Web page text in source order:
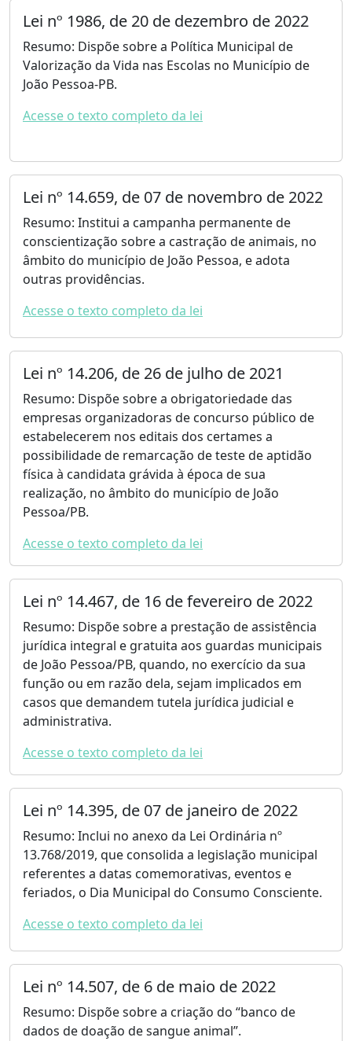
Lei nº 1986, de 20 de dezembro de 2022
Resumo: Dispõe sobre a Política Municipal de
Valorização da Vida nas Escolas no Município de
João Pessoa-PB.
Acesse o texto completo da lei
Lei nº 14.659, de 07 de novembro de 2022
Resumo: Institui a campanha permanente de
conscientização sobre a castração de animais, no
âmbito do município de João Pessoa, e adota
outras providências.
Acesse o texto completo da lei
Lei nº 14.206, de 26 de julho de 2021
Resumo: Dispõe sobre a obrigatoriedade das
empresas organizadoras de concurso público de
estabelecerem nos editais dos certames a
possibilidade de remarcação de teste de aptidão
física à candidata grávida à época de sua
realização, no âmbito do município de João
Pessoa/PB.
Acesse o texto completo da lei
Lei nº 14.467, de 16 de fevereiro de 2022
Resumo: Dispõe sobre a prestação de assistência
jurídica integral e gratuita aos guardas municipais
de João Pessoa/PB, quando, no exercício da sua
função ou em razão dela, sejam implicados em
casos que demandem tutela jurídica judicial e
administrativa.
Acesse o texto completo da lei
Lei nº 14.395, de 07 de janeiro de 2022
Resumo: Inclui no anexo da Lei Ordinária nº
13.768/2019, que consolida a legislação municipal
referentes a datas comemorativas, eventos e
feriados, o Dia Municipal do Consumo Consciente.
Acesse o texto completo da lei
Lei nº 14.507, de 6 de maio de 2022
Resumo: Dispõe sobre a criação do “banco de
dados de doação de sangue animal”.